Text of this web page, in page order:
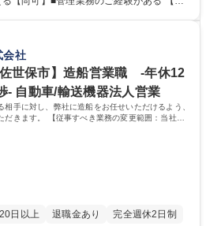
レイヤーからはじまる営業所長候補
の販売事業/導入・修理・保守等のサービ
販売事業を展開しています。★20馬力～1
倒的な強さを誇り,国内シェアは第2位！■
ています！ 学歴・資格 学歴：
高校 語学力： 資格：
会社
世保市】造船営業職 -年休12
- 自動車/輸送機器法人営業
手に対し、弊社に造船をお任せいただけるよう、
きます。 【従事すべき業務の変更範囲：当社業
日以上 退職金あり
完全週休2日制